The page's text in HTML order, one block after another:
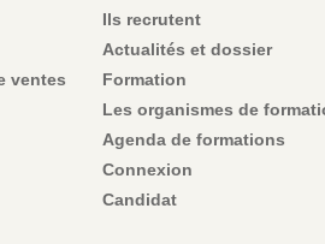
ventes
Ils recrutent
Actualités et dossier
Formation
Les organismes de
Agenda de formations
Connexion
Candidat